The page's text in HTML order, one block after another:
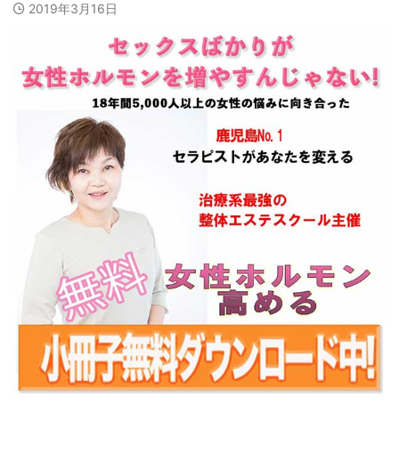
2019年3月16日